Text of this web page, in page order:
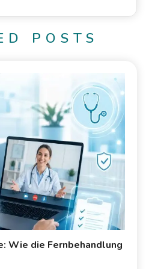
POSTS
Wie die Fernbehandlung